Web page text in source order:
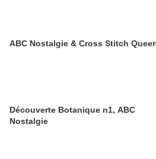
ABC Nostalgie & Cross Stitch
Découverte Botanique n1, ABC
Nostalgie